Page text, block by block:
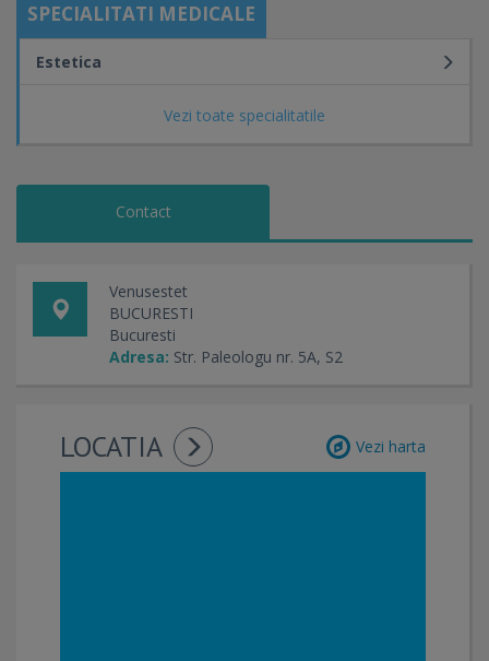
SPECIALITATI MEDICALE
Vezi toate specialitatile
Estetica
Contact
Venusestet
BUCURESTI
Bucuresti
Adresa: Str. Paleologu nr. 5A, S2
LOCATIA Vezi harta